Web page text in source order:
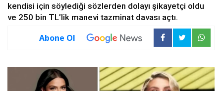
kendisi için söylediği sözlerden dolayı şikayetçi oldu
ve 250 bin TL’lik manevi tazminat davası açtı.
Abone Ol